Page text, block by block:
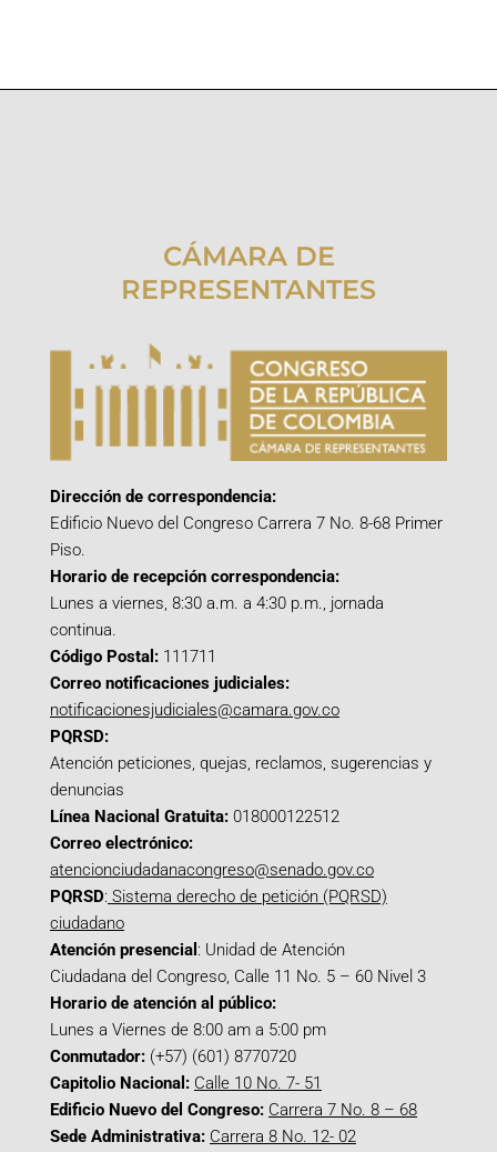
CÁMARA DE
REPRESENTANTES
Dirección de correspondencia:
Edificio Nuevo del Congreso Carrera 7 No. 8-68 Primer
Piso.
Horario de recepción correspondencia:
Lunes a viernes, 8:30 a.m. a 4:30 p.m., jornada
continua.
Código Postal: 111711
Correo notificaciones judiciales:
notificacionesjudiciales@camara.gov.co
PQRSD:
Atención peticiones, quejas, reclamos, sugerencias y
denuncias
Línea Nacional Gratuita: 018000122512
Correo electrónico:
atencionciudadanacongreso@senado.gov.co
PQRSD: Sistema derecho de petición (PQRSD)
ciudadano
Atención presencial : Unidad de Atención
Ciudadana del Congreso, Calle 11 No. 5 – 60 Nivel 3
Horario de atención al público:
Lunes a Viernes de 8:00 am a 5:00 pm
Conmutador: (+57) (601) 8770720
Capitolio Nacional: Calle 10 No. 7- 51
Edificio Nuevo del Congreso: Carrera 7 No. 8 – 68
Sede Administrativa: Carrera 8 No. 12- 02